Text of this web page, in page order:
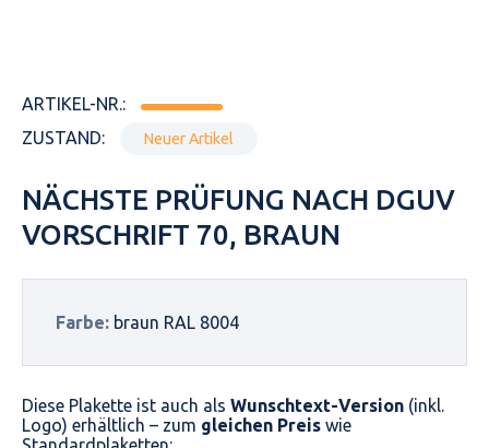
ARTIKEL-NR.:
ZUSTAND:
Neuer Artikel
NÄCHSTE PRÜFUNG NACH DGUV
VORSCHRIFT 70, BRAUN
Farbe: braun RAL 8004
Diese Plakette ist auch als Wunschtext-Version (inkl.
Logo) erhältlich – zum gleichen Preis wie